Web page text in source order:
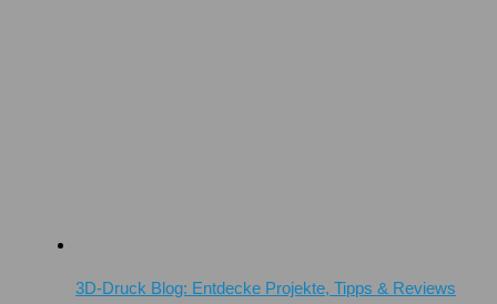
3D-Druck Blog: Entdecke Projekte, Tipps & Reviews